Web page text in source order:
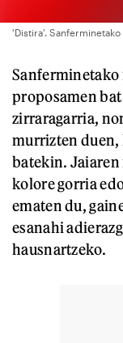
'Distira'. Sanferminetako
proposamen
zirraragarria,
murrizten
batekin.
kolore gorria
ematen du,
esanahi
hausnartzeko.